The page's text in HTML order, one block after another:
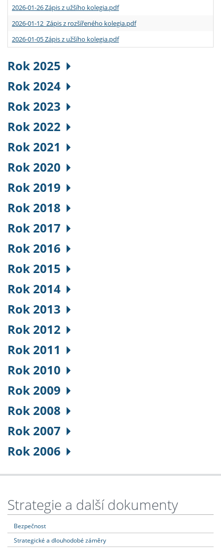
2026-01-26 Zápis z užšího kolegia.pdf
2026-01-12 Zápis z rozšířeného kolegia.pdf
2026-01-05 Zápis z užšího kolegia.pdf
Rok 2025
Rok 2024
Rok 2023
Rok 2022
Rok 2021
Rok 2020
Rok 2019
Rok 2018
Rok 2017
Rok 2016
Rok 2015
Rok 2014
Rok 2013
Rok 2012
Rok 2011
Rok 2010
Rok 2009
Rok 2008
Rok 2007
Rok 2006
Strategie a další dokumenty
Bezpečnost
Strategické a dlouhodobé záměry